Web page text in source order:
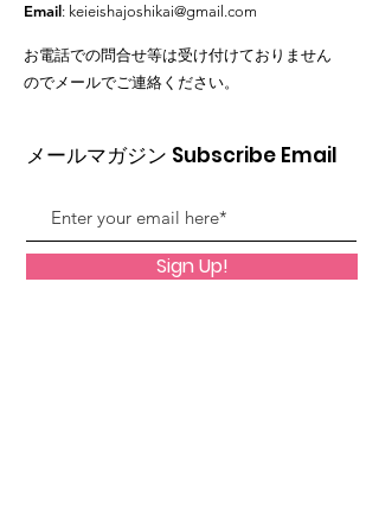
Email: keieishajoshikai@gmail.com
お電話での問合せ等は受け付けておりません
のでメールでご連絡ください。
メールマガジン Subscribe Email
Sign Up!